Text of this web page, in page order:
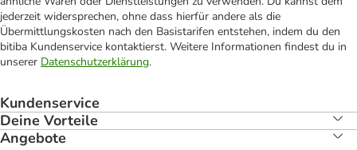
jederzeit widersprechen, ohne dass hierfür andere als die
Übermittlungskosten nach den Basistarifen entstehen, indem du den
bitiba Kundenservice kontaktierst. Weitere Informationen findest du in
unserer Datenschutzerklärung.
Kundenservice
Deine Vorteile
Angebote